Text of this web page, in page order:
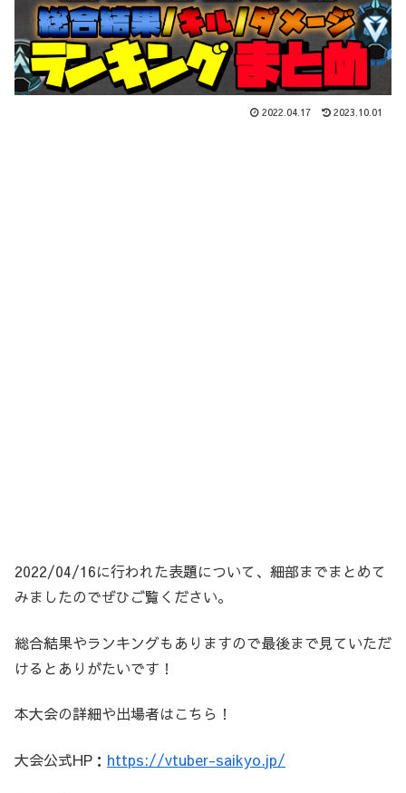
2022.04.17 2023.10.01
2022/04/16に行われた表題について、細部までまとめて
みましたのでぜひご覧ください。
総合結果やランキングもありますので最後まで見ていただ
けるとありがたいです！
本大会の詳細や出場者はこちら！
大会公式HP： https://vtuber-saikyo.jp/